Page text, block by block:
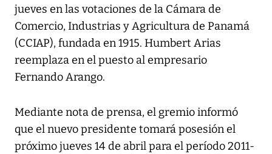
jueves en las votaciones de la Cámara de
Comercio, Industrias y Agricultura de Panamá
(CCIAP), fundada en 1915. Humbert Arias
reemplaza en el puesto al empresario
Fernando Arango.
Mediante nota de prensa, el gremio informó
que el nuevo presidente tomará posesión el
próximo jueves 14 de abril para el período 2011-